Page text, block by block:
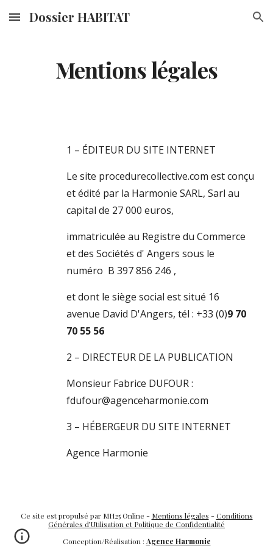
Skip to main content Skip to navigation
Dossier HABITAT
Mentions légales
1 – ÉDITEUR DU SITE INTERNET
Le site procedurecollective.com est conçu
et édité par la Harmonie SARL,Sarl au
capital de 27 000 euros,
immatriculée au Registre du Commerce
et des Sociétés d' Angerssous le
numéro B 397 856 246 ,
et dont le siège social est situé 16
avenue David D'Angers, tél : +33 (0)9 70
70 55 56
2 – DIRECTEUR DE LA PUBLICATION
Monsieur Fabrice DUFOUR :
fdufour@agenceharmonie.com
3 – HÉBERGEUR DU SITE INTERNET
Agence Harmonie
Ce site est propulsé par MH25 Online - Mentions légales - Conditions
Générales d’Utilisation et Politique de Confidentialité
Conception/Réalisation : Agence Harmonie